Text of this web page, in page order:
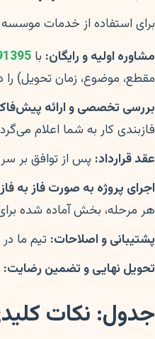
برای استفاده از خدمات موسسه
مشاوره اولیه و رایگان: با
مقطع، موضوع، زمان تحویل) را
بررسی تخصصی و ارائه
فازبندی کار به شما اعلام
عقد قرارداد: پس از توافق بر
اجرای پروژه به صورت فاز به
هر مرحله، بخش آماده شده
پشتیبانی و اصلاحات: تیم ما
تحویل نهایی و تضمین رضایت:
جدول: نکات